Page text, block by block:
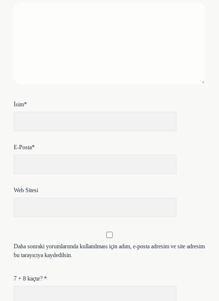
İsim*
E-Posta*
Web Sitesi
Daha sonraki yorumlarımda kullanılması için adım, e-posta adresim ve site adresim
bu tarayıcıya kaydedilsin.
7 + 8 kaçtır? *